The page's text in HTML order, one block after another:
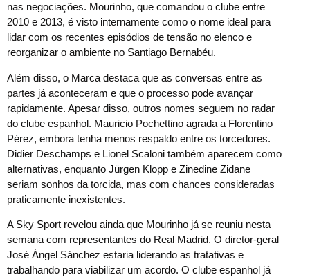
nas negociações. Mourinho, que comandou o clube entre
2010 e 2013, é visto internamente como o nome ideal para
lidar com os recentes episódios de tensão no elenco e
reorganizar o ambiente no Santiago Bernabéu.
Além disso, o Marca destaca que as conversas entre as
partes já aconteceram e que o processo pode avançar
rapidamente. Apesar disso, outros nomes seguem no radar
do clube espanhol. Mauricio Pochettino agrada a Florentino
Pérez, embora tenha menos respaldo entre os torcedores.
Didier Deschamps e Lionel Scaloni também aparecem como
alternativas, enquanto Jürgen Klopp e Zinedine Zidane
seriam sonhos da torcida, mas com chances consideradas
praticamente inexistentes.
A Sky Sport revelou ainda que Mourinho já se reuniu nesta
semana com representantes do Real Madrid. O diretor-geral
José Ángel Sánchez estaria liderando as tratativas e
trabalhando para viabilizar um acordo. O clube espanhol já